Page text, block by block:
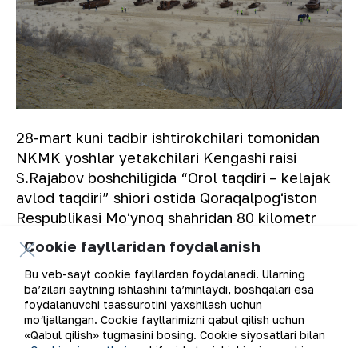
28-mart kuni tadbir ishtirokchilari tomonidan
NKMK yoshlar yetakchilari Kengashi raisi
S.Rajabov boshchiligida “Orol taqdiri – kelajak
avlod taqdiri” shiori ostida Qoraqalpogʻiston
Respublikasi Moʻynoq shahridan 80 kilometr
uzoqlikda joylashgan Orol dengizining qurigan
qismida 100 mingta saksovul koʻchatlari
oʻtqazildi.
Cookie fayllaridan foydalanish
Bu veb-sayt cookie fayllardan foydalanadi. Ularning
ba’zilari saytning ishlashini ta’minlaydi, boshqalari esa
foydalanuvchi taassurotini yaxshilash uchun
mo‘ljallangan. Cookie fayllarimizni qabul qilish uchun
«Qabul qilish» tugmasini bosing. Cookie siyosatlari bilan